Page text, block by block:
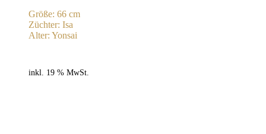
Größe: 66 cm
Züchter: Isa
Alter: Yonsai
inkl. 19 % MwSt.